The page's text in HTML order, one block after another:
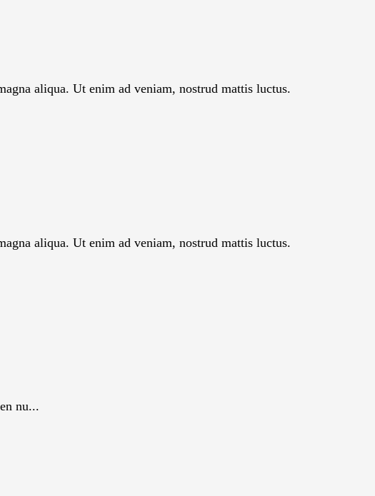
aliqua. Ut enim ad veniam, nostrud mattis luctus.
aliqua. Ut enim ad veniam, nostrud mattis luctus.
nu...